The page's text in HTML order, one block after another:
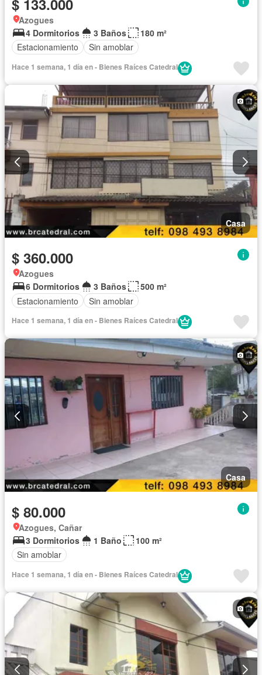
$ 133.000
Azogues
4 Dormitorios
3 Baños
180 m²
Estacionamiento
Sin amoblar
Hace 1 semana, 1 día en - Bienes Raíces Catedral
Casa
$ 360.000
Azogues
6 Dormitorios
3 Baños
500 m²
Estacionamiento
Sin amoblar
Hace 1 semana, 1 día en - Bienes Raíces Catedral
Casa
$ 80.000
Azogues, Cañar
3 Dormitorios
1 Baño
100 m²
Sin amoblar
Hace 1 semana, 1 día en - Bienes Raíces Catedral